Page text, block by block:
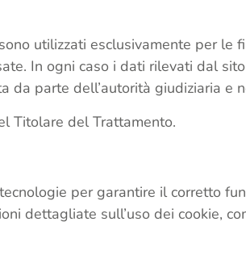
utilizzati esclusivamente per le
In ogni caso i dati rilevati dal
da parte dell’autorità giudiziaria e
Titolare del Trattamento.
per garantire il corretto
dettagliate sull’uso dei cookie,